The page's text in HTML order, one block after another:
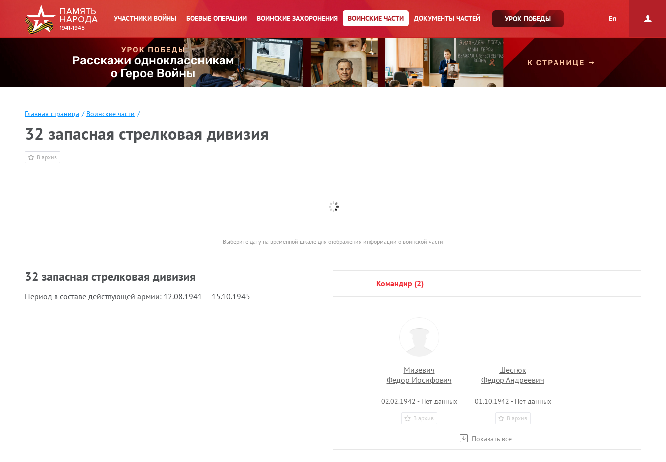
УЧАСТНИКИ ВОЙНЫ БОЕВЫЕ ОПЕРАЦИИ ВОИНСКИЕ ЗАХОРОНЕНИЯ ВОИНСКИЕ ЧАСТИ ДОКУМЕНТЫ ЧАСТЕЙ УРОК ПОБЕДЫ En
Главная страница / Воинские части /
32 запасная стрелковая дивизия
В архив
Выберите дату на временной шкале для отображения информации о воинской части
32 запасная стрелковая дивизия
Период в составе действующей армии: 12.08.1941 — 15.10.1945
командир (2)
Показать все
Мизевич
Федор Иосифович
02.02.1942 - Нет данных
В архив
Шестюк
Федор Андреевич
01.10.1942 - Нет данных
В архив